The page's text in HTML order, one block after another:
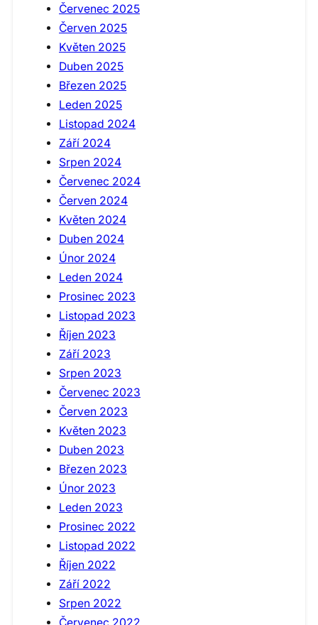
Červenec 2025
Červen 2025
Květen 2025
Duben 2025
Březen 2025
Leden 2025
Listopad 2024
Září 2024
Srpen 2024
Červenec 2024
Červen 2024
Květen 2024
Duben 2024
Únor 2024
Leden 2024
Prosinec 2023
Listopad 2023
Říjen 2023
Září 2023
Srpen 2023
Červenec 2023
Červen 2023
Květen 2023
Duben 2023
Březen 2023
Únor 2023
Leden 2023
Prosinec 2022
Listopad 2022
Říjen 2022
Září 2022
Srpen 2022